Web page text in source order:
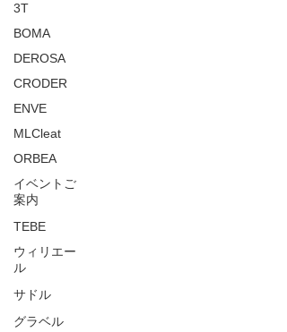
3T
BOMA
DEROSA
CRODER
ENVE
MLCleat
ORBEA
イベントご
案内
TEBE
ウィリエー
ル
サドル
グラベル